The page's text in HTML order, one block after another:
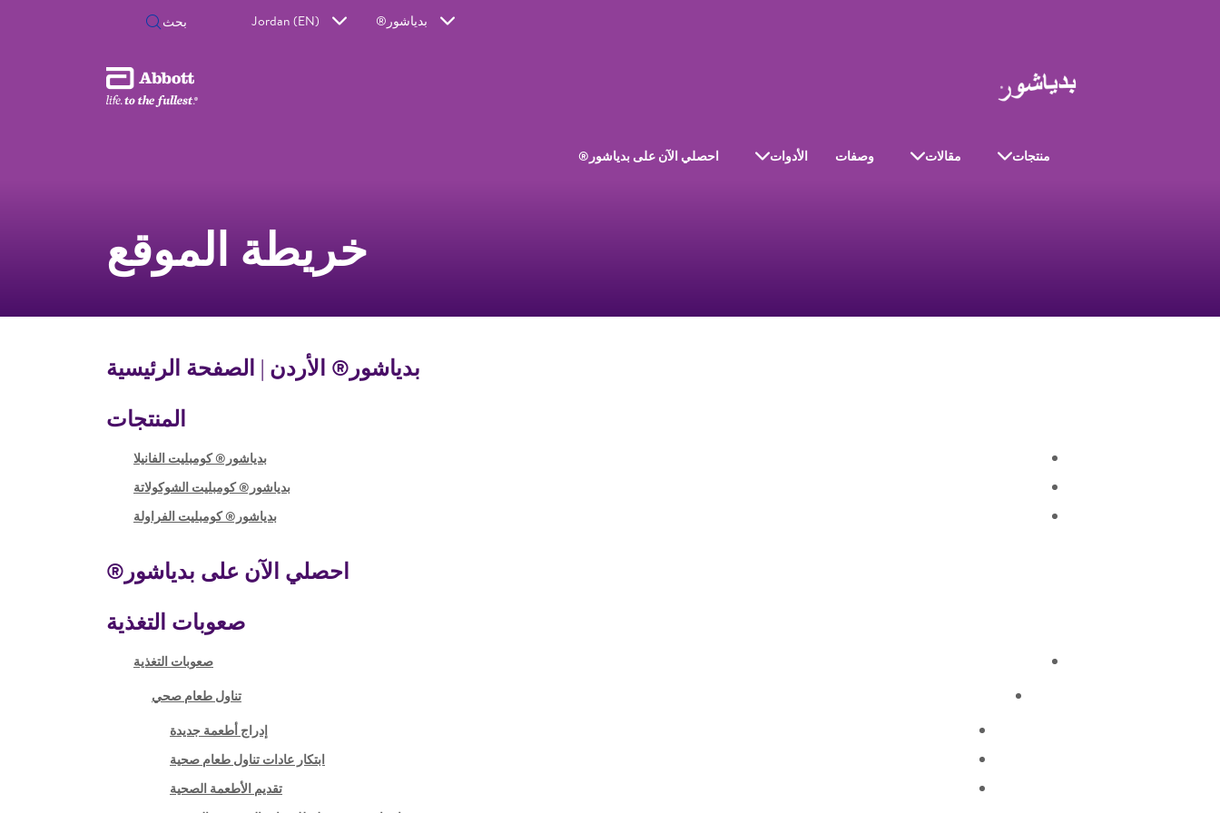
بدياشور® Jordan (EN)
منتجات مقالات وصفات الأدوات احصلي الآن على بدياشور®
خريطة الموقع
بدياشور® الأردن | الصفحة الرئيسية
المنتجات
بدياشور® كومبليت الفانيلا
بدياشور® كومبليت الشوكولاتة
بدياشور® كومبليت الفراولة
احصلي الآن على بدياشور®
صعوبات التغذية
صعوبات التغذية
تناول طعام صحي
إدراج أطعمة جديدة
ابتكار عادات تناول طعام صحية
تقديم الأطعمة الصحية